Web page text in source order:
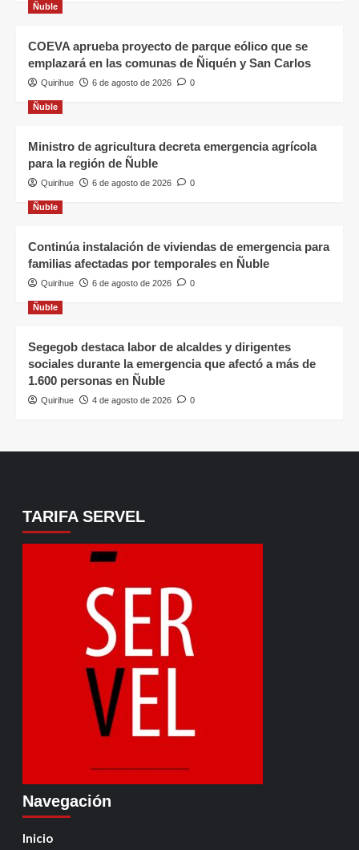
Ñuble
COEVA aprueba proyecto de parque eólico que se
emplazará en las comunas de Ñiquén y San Carlos
Quirihue 6 de agosto de 2026 0
Ñuble
Ministro de agricultura decreta emergencia agrícola
para la región de Ñuble
Quirihue 6 de agosto de 2026 0
Ñuble
Continúa instalación de viviendas de emergencia para
familias afectadas por temporales en Ñuble
Quirihue 6 de agosto de 2026 0
Ñuble
Segegob destaca labor de alcaldes y dirigentes
sociales durante la emergencia que afectó a más de
1.600 personas en Ñuble
Quirihue 4 de agosto de 2026 0
TARIFA SERVEL
Navegación
Inicio